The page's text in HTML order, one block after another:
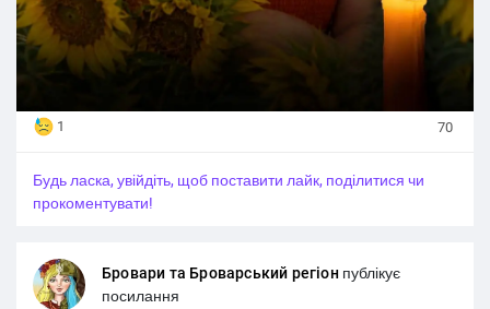
1 70
Будь ласка, увійдіть, щоб поставити лайк, поділитися чи
прокоментувати!
Бровари та Броварський регіон публікує
посилання